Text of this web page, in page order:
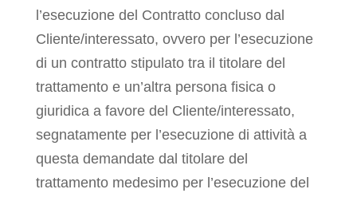
l’esecuzione del Contratto concluso dal
Cliente/interessato, ovvero per l’esecuzione
di un contratto stipulato tra il titolare del
trattamento e un’altra persona fisica o
giuridica a favore del Cliente/interessato,
segnatamente per l’esecuzione di attività a
questa demandate dal titolare del
trattamento medesimo per l’esecuzione del